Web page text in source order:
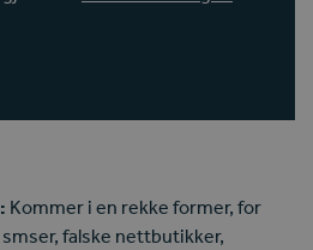
Kommer i en rekke former, for
falske nettbutikker,